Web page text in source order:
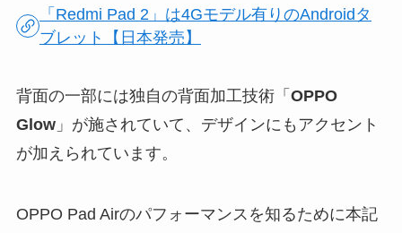
「Redmi Pad 2」は4Gモデル有りのAndroidタ
ブレット【日本発売】
背面の一部には独自の背面加工技術「 OPPO
Glow」が施されていて、デザインにもアクセント
が加えられています。
OPPO Pad Airのパフォーマンスを知るために本記